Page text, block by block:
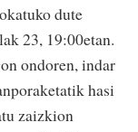
dute
23, 19:00etan.
ondoren, indar
hasi
zaizkion